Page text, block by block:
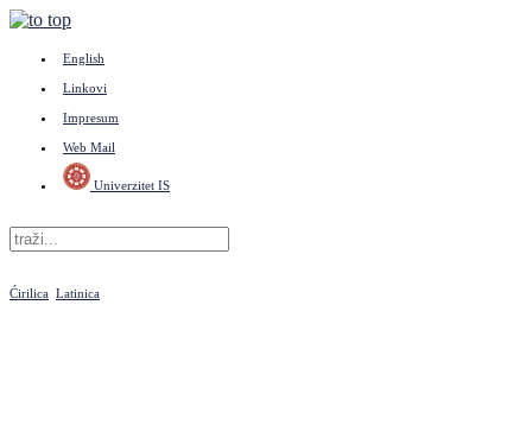
English
Linkovi
Impresum
Web Mail
Univerzitet IS
Ćirilica Latinica